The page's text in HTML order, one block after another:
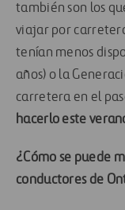
también son los
viajar por
tenían menos
años) o la
carretera en el
hacerlo este
¿Cómo se puede
conductores de